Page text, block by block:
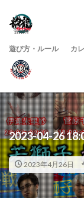
遊び方・ルール カ
2023-04-26
2023年4月26日